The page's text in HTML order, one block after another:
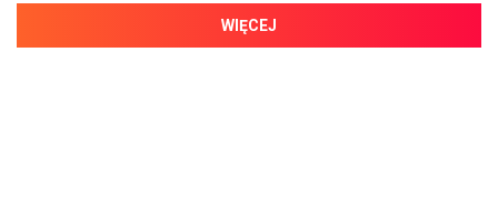
WIĘCEJ